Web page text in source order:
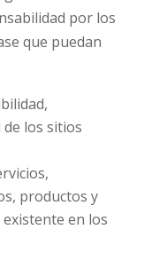
por los
que puedan
los sitios
productos y
en los